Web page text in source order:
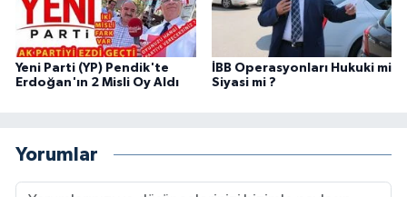
Yeni Parti (YP) Pendik'te
Erdoğan'ın 2 Misli Oy Aldı
İBB Operasyonları Hukuki mi
Siyasi mi ?
Yorumlar